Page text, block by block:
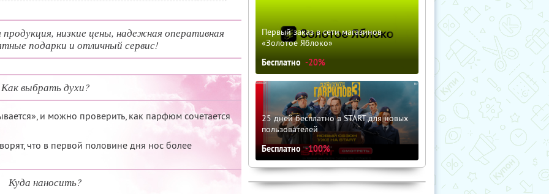
низкие цены, надежная оперативная
подарки и отличный сервис!
Как выбрать духи?
и можно проверить, как парфюм сочетается
что в первой половине дня нос более
Куда наносить?
Первый заказ в сети магазинов
«Золотое Яблоко»
Бесплатно -20%
25 дней бесплатно в START для новых
пользователей
Бесплатно -100%